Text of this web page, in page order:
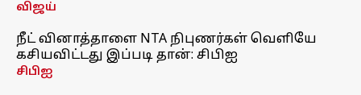
விஜய்
நீட் வினாத்தாளை NTA நிபுணர்கள் வெளியே
கசியவிட்டது இப்படி தான்: சிபிஐ
சிபிஐ